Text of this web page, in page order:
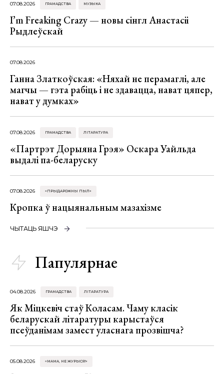
07.08.2026 ГРАМАДСТВА МУЗЫКА
I’m Freaking Crazy — новы сінгл Анастасіі
Рыдлеўскай
07.08.2026
Ганна Златкоўская: «Няхай не перамаглі, але
магчы — гэта рабіць і не здавацца, нават цяпер,
нават у думках»
07.08.2026 ГРАМАДСТВА ЛІТАРАТУРА
«Партрэт Дорыяна Грэя» Оскара Уайльда
выдалі па-беларуску
07.08.2026 «ПРЫДАРОЖНЫ ПЫЛ»
Кропка ў нацыянальным мазахізме
ЧЫТАЦЬ ЯШЧЭ
Папулярнае
04.08.2026 ГРАМАДСТВА ЛІТАРАТУРА
Як Міцкевіч стаў Коласам. Чаму класік
беларускай літаратуры карыстаўся
псеўданімам замест уласнага прозвішча?
05.08.2026 «МАМА, НЕ ЖУРЫСЯ!»